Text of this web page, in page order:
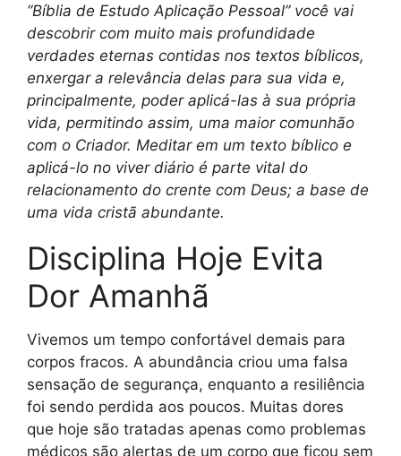
”Bíblia de Estudo Aplicação Pessoal” você vai
descobrir com muito mais profundidade
verdades eternas contidas nos textos bíblicos,
enxergar a relevância delas para sua vida e,
principalmente, poder aplicá-las à sua própria
vida, permitindo assim, uma maior comunhão
com o Criador. Meditar em um texto bíblico e
aplicá-lo no viver diário é parte vital do
relacionamento do crente com Deus; a base de
uma vida cristã abundante.
Disciplina Hoje Evita
Dor Amanhã
Vivemos um tempo confortável demais para
corpos fracos. A abundância criou uma falsa
sensação de segurança, enquanto a resiliência
foi sendo perdida aos poucos. Muitas dores
que hoje são tratadas apenas como problemas
médicos são alertas de um corpo que ficou sem